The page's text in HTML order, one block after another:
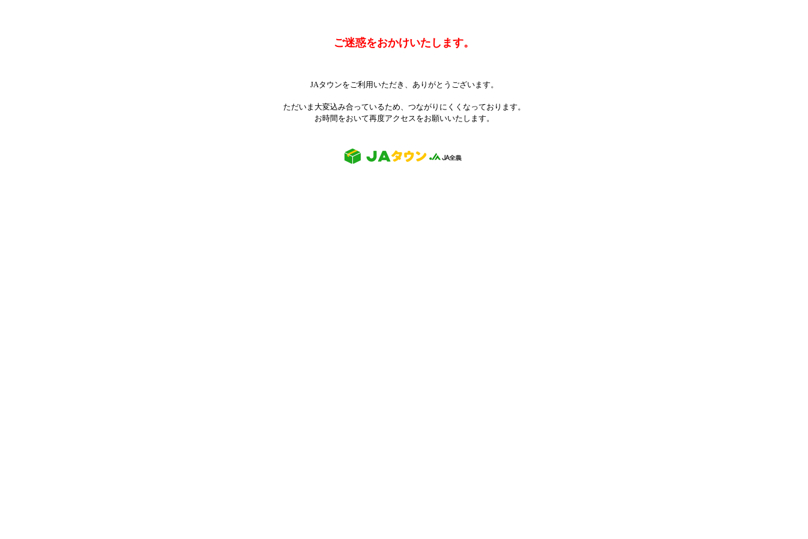
ご迷惑をおかけいたします。
JAタウンをご利用いただき、ありがとうございます。
ただいま大変込み合っているため、つながりにくくなっております。
お時間をおいて再度アクセスをお願いいたします。